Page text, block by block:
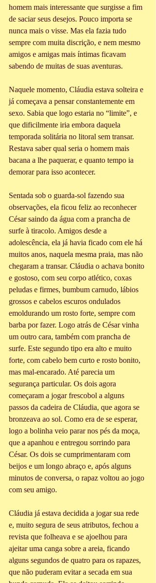
homem mais interessante que surgisse a fim
de saciar seus desejos. Pouco importa se
nunca mais o visse. Mas ela fazia tudo
sempre com muita discrição, e nem mesmo
amigos e amigas mais íntimas ficavam
sabendo de muitas de suas aventuras.
Naquele momento, Cláudia estava solteira e
já começava a pensar constantemente em
sexo. Sabia que logo estaria no “limite”, e
que dificilmente iria embora daquela
temporada solitária no litoral sem transar.
Restava saber qual seria o homem mais
bacana a lhe paquerar, e quanto tempo ia
demorar para isso acontecer.
Sentada sob o guarda-sol fazendo sua
observações, ela ficou feliz ao reconhecer
César saindo da água com a prancha de
surfe à tiracolo. Amigos desde a
adolescência, ela já havia ficado com ele há
muitos anos, naquela mesma praia, mas não
chegaram a transar. Cláudia o achava bonito
e gostoso, com seu corpo atlético, coxas
peludas e firmes, bumbum carnudo, lábios
grossos e cabelos escuros ondulados
emoldurando um rosto forte, sempre com
barba por fazer. Logo atrás de César vinha
um outro cara, também com prancha de
surfe. Este segundo tipo era alto e muito
forte, com cabelo bem curto e rosto bonito,
mas mal-encarado. Até parecia um
segurança particular. Os dois agora
começaram a jogar frescobol a alguns
passos da cadeira de Cláudia, que agora se
bronzeava ao sol. Como era de se esperar,
logo a bolinha veio parar nos pés da moça,
que a apanhou e entregou sorrindo para
César. Os dois se cumprimentaram com
beijos e um longo abraço e, após alguns
minutos de conversa, o rapaz voltou ao jogo
com seu amigo.
Cláudia já estava decidida a jogar sua rede
e, muito segura de seus atributos, fechou a
revista que folheava e se ajoelhou para
ajeitar uma canga sobre a areia, ficando
alguns segundos de quatro para os rapazes,
que não puderam evitar a secada em sua